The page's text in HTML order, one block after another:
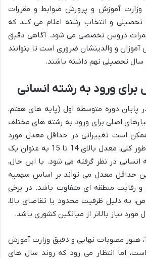
وزارت آموزش و پرورش ضوابط و مقررات
و انتخاب رشته اعلام می کند که
دروس تخصصی می شود. آگاهی دقیق
آموزان و والدینشان ضروری است تا بتوانند
سال تحصیلی نهم داشته باشند.
ورود به رشته انسانی
دوره متوسطه اول (پایه های هفتم،
اصلی برای ورود به رشته های مختلف
است تغییراتی در حداقل معدل مورد
نیاز ایجاد شود، اما به طور کلی، معدل بالای 14 تا 15 به عنوان یک
انسانی در نظر گرفته می شود. با این حال،
حداقل معدل می تواند بر اساس سهمیه
رقابت منطقه ای متفاوت باشد. در برخی
به دلیل ظرفیت محدود یا تقاضای بالا،
نیاز بالاتر از میانگین کشوری باشد.
برای سال تحصیلی 1404، هنوز مصوبات نهایی و دقیق وزارت آموزش
اما انتظار می رود که روند سال های